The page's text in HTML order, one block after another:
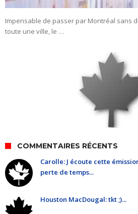
Impensable de passer par Montréal sans
toute une ville, le …
COMMENTAIRES RÉCENTS
Carolle: J écoute cette
perte de temps...
Houston MacDougal: tkt ;)...